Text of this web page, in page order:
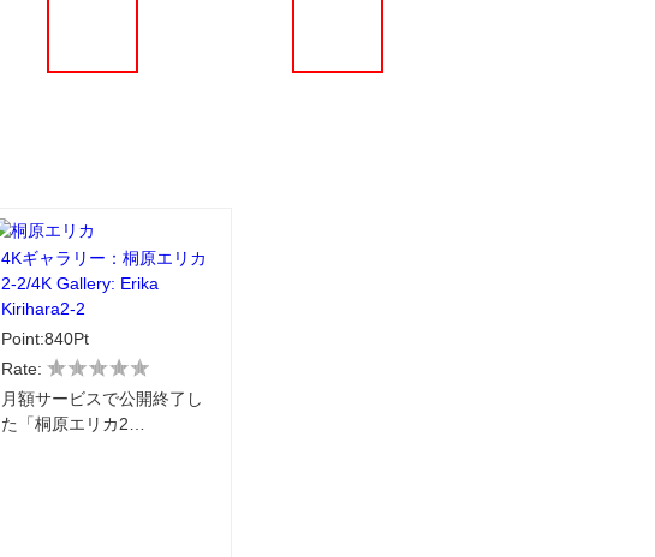
4Kギャラリー：桐原エリカ
2-2/4K Gallery: Erika
Kirihara2-2
Point:840Pt
Rate:
月額サービスで公開終了し
た「桐原エリカ2…